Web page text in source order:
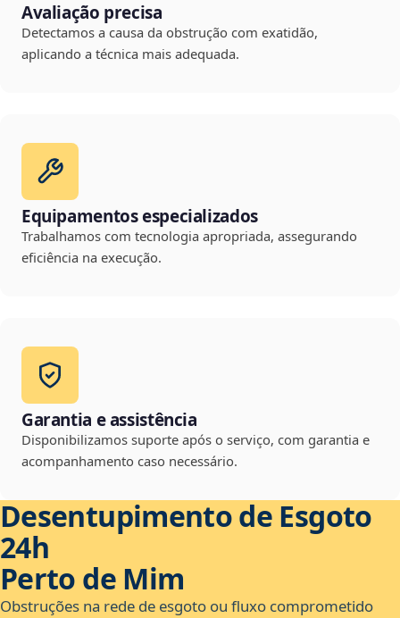
Avaliação precisa
Detectamos a causa da obstrução com exatidão,
aplicando a técnica mais adequada.
Equipamentos especializados
Trabalhamos com tecnologia apropriada, assegurando
eficiência na execução.
Garantia e assistência
Disponibilizamos suporte após o serviço, com garantia e
acompanhamento caso necessário.
Desentupimento de Esgoto
24h
Perto de Mim
Obstruções na rede de esgoto ou fluxo comprometido